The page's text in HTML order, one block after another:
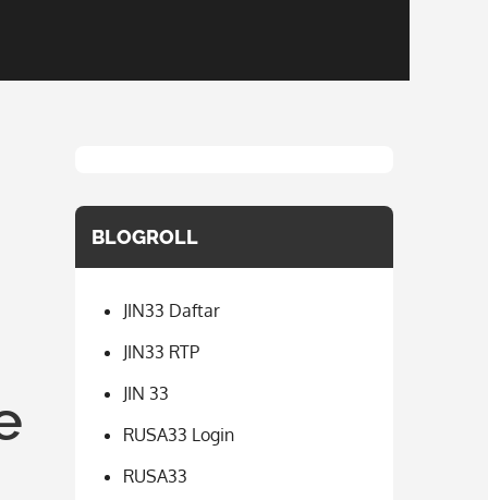
BLOGROLL
JIN33 Daftar
JIN33 RTP
JIN 33
RUSA33 Login
RUSA33